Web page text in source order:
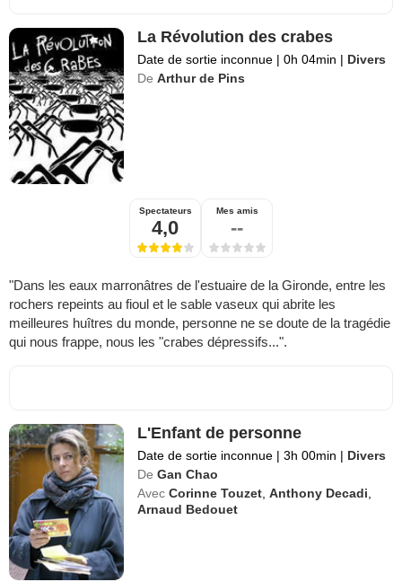
La Révolution des crabes
Date de sortie inconnue | 0h 04min | Divers
De Arthur de Pins
Spectateurs
4,0
Mes amis
--
"Dans les eaux marronâtres de l'estuaire de la Gironde, entre les
rochers repeints au fioul et le sable vaseux qui abrite les
meilleures huîtres du monde, personne ne se doute de la tragédie
qui nous frappe, nous les "crabes dépressifs...".
L'Enfant de personne
Date de sortie inconnue | 3h 00min | Divers
De Gan Chao
Avec Corinne Touzet ,Anthony Decadi
Arnaud Bedouet